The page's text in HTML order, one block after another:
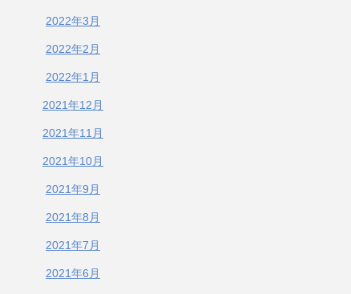
2022年3月
2022年2月
2022年1月
2021年12月
2021年11月
2021年10月
2021年9月
2021年8月
2021年7月
2021年6月